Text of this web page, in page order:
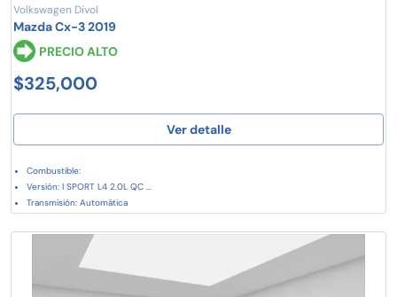
Volkswagen Divol
Mazda Cx-3 2019
PRECIO ALTO
$325,000
Ver detalle
Combustible:
Versión: I SPORT L4 2.0L QC ...
Transmisión: Automática